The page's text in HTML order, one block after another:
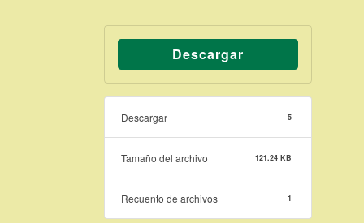
Descargar
Descargar 5
Tamaño del archivo 121.24 KB
Recuento de archivos 1